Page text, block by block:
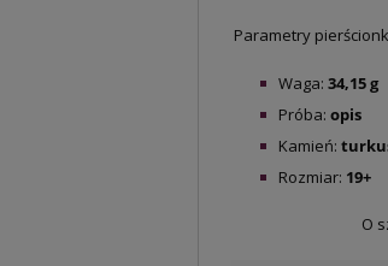
Parametry
Waga: 34,15 g
Próba: opis
Kamień:
Rozmiar: 19+
O